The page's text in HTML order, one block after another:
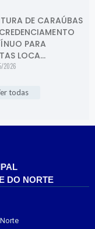
DE CARAÚBAS
PARA
LOCA...
2026
todas
DO NORTE